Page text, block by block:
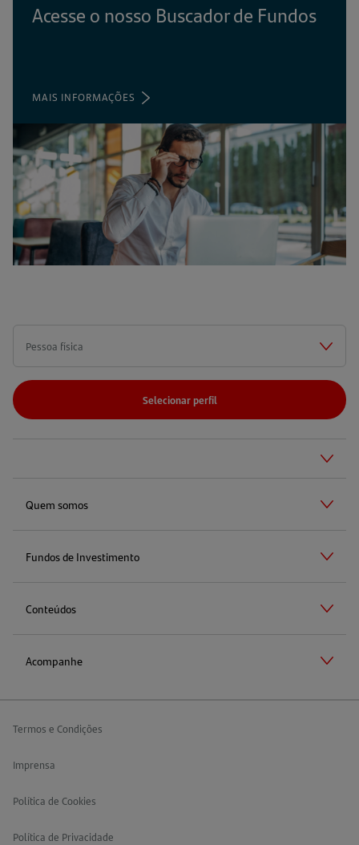
Acesse o nosso Buscador de Fundos
MAIS INFORMAÇÕES (ABRE
UMA
NOVA
ABA)
Selecionar perfil
Quem somos
Fundos de Investimento
Conteúdos
Acompanhe
Termos e Condições
Imprensa
Política de Cookies
Política de Privacidade